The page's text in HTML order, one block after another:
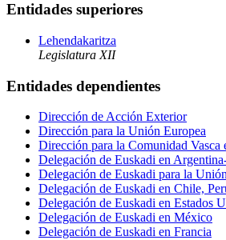
Entidades superiores
Lehendakaritza
Legislatura XII
Entidades dependientes
Dirección de Acción Exterior
Dirección para la Unión Europea
Dirección para la Comunidad Vasca
Delegación de Euskadi en
Delegación de Euskadi para la
Delegación de Euskadi en Chile,
Delegación de Euskadi en Estados
Delegación de Euskadi en México
Delegación de Euskadi en Francia